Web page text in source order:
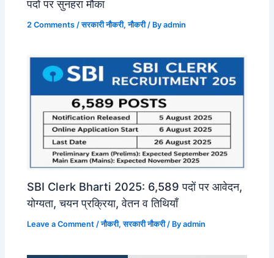
पदों पर सुनहरा मौका
2 Comments /सरकारी नौकरी,नौकरी/ Byadmin
SBI Clerk Bharti 2025: 6,589 पदों पर आवेदन,
योग्यता, चयन प्रक्रिया, वेतन व तिथियाँ
Leave a Comment /नौकरी,सरकारी नौकरी/ Byadmin